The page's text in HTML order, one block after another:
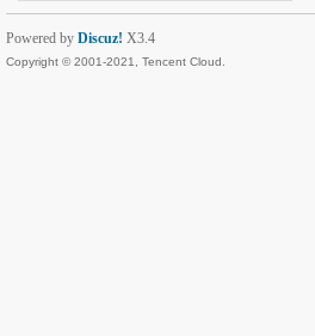
Powered by Discuz! X3.4
Copyright © 2001-2021, Tencent Cloud.